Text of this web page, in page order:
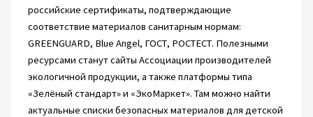
российские сертификаты, подтверждающие
соответствие материалов санитарным нормам:
GREENGUARD, Blue Angel, ГОСТ, РОСТЕСТ. Полезными
ресурсами станут сайты Ассоциации производителей
экологичной продукции, а также платформы типа
«Зелёный стандарт» и «ЭкоМаркет». Там можно найти
актуальные списки безопасных материалов для детской